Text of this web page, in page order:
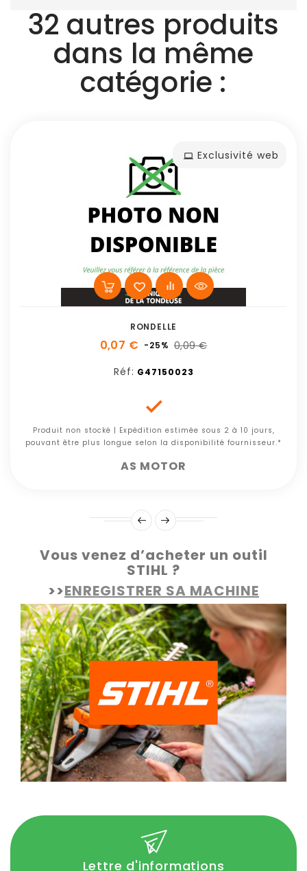
32 autres produits
dans la même
catégorie :
Exclusivité web
RONDELLE
0,07 € -25% 0,09 €
Réf: G47150023

Produit non stocké | Expédition estimée sous 2 à 10 jours,
pouvant être plus longue selon la disponibilité fournisseur.*
AS MOTOR
Vous venez d’acheter un outil
STIHL ?
>>ENREGISTRER SA MACHINE
Lettre d'informations